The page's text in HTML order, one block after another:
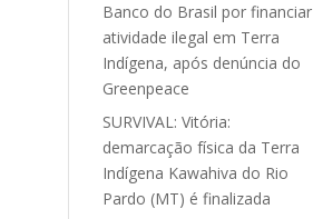
Banco do Brasil por financiar
atividade ilegal em Terra
Indígena, após denúncia do
Greenpeace
SURVIVAL: Vitória:
demarcação física da Terra
Indígena Kawahiva do Rio
Pardo (MT) é finalizada